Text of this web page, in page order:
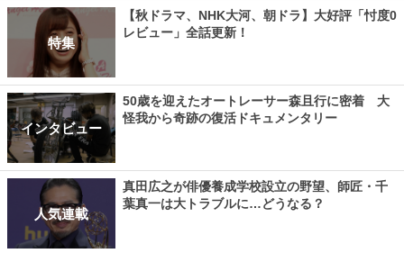
特集
【秋ドラマ、NHK大河、朝ドラ】大好評「忖度0
レビュー」全話更新！
インタビュー
50歳を迎えたオートレーサー森且行に密着 大
怪我から奇跡の復活ドキュメンタリー
人気連載
真田広之が俳優養成学校設立の野望、師匠・千
葉真一は大トラブルに…どうなる？